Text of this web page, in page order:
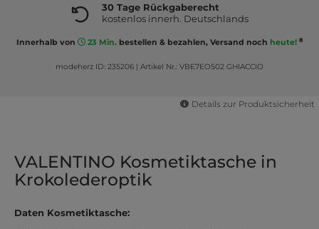
30 Tage Rückgaberecht
kostenlos innerh. Deutschlands
Innerhalb von 23 Min. bestellen & bezahlen, Versand noch heute! 8
modeherz ID: 235206 Artikel Nr.: VBE7EO502 GHIACCIO
Details zur Produktsicherheit
VALENTINO Kosmetiktasche in
Krokolederoptik
Daten Kosmetiktasche: